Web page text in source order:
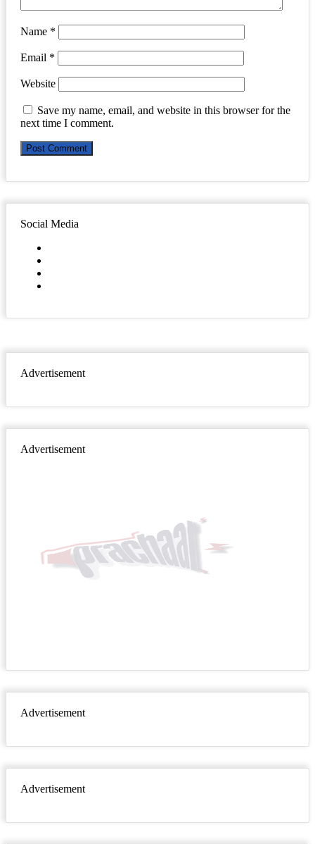
Name *
Email *
Website
Save my name, email, and website in this browser for the
next time I comment.
Social Media
Advertisement
Advertisement
Advertisement
Advertisement